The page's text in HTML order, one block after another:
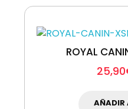
ROYAL
25,90
AÑADIR